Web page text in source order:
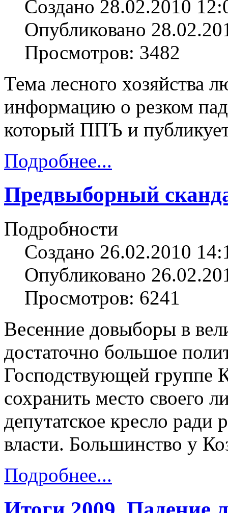
Создано 28.02.2010
Опубликовано
Просмотров: 3482
Тема лесного хозяйства
информацию о резком
который ППЪ и
Подробнее...
Предвыборный
Подробности
Создано 26.02.2010
Опубликовано
Просмотров: 6241
Весенние довыборы в
достаточно большое
Господствующей группе
сохранить место своего
депутатское кресло ради
власти. Большинство у
Подробнее...